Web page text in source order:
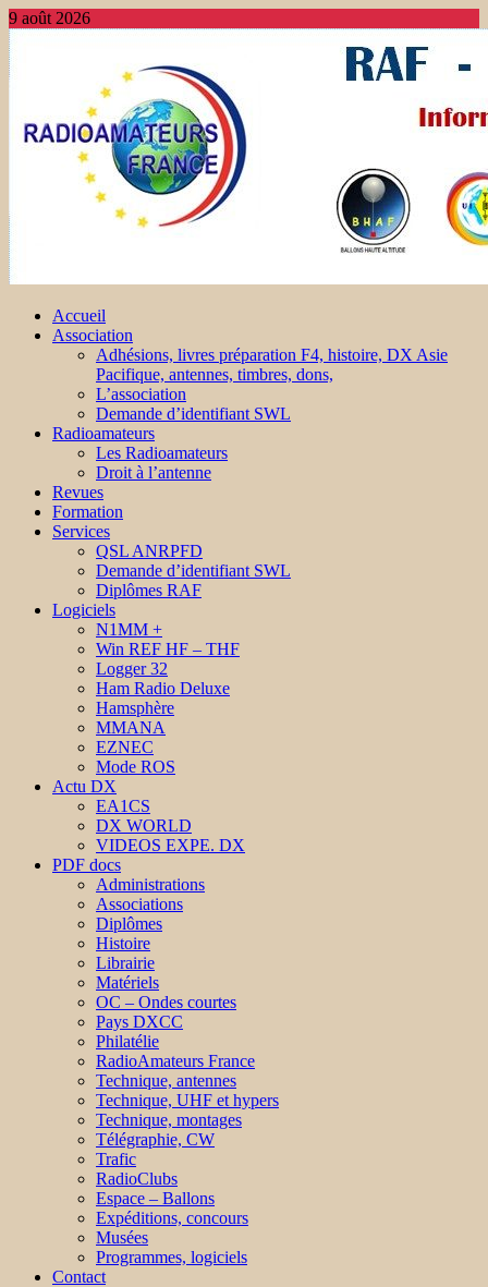
9 août 2026
Accueil
Association
Adhésions, livres préparation F4, histoire, DX Asie
Pacifique, antennes, timbres, dons,
L’association
Demande d’identifiant SWL
Radioamateurs
Les Radioamateurs
Droit à l’antenne
Revues
Formation
Services
QSL ANRPFD
Demande d’identifiant SWL
Diplômes RAF
Logiciels
N1MM +
Win REF HF – THF
Logger 32
Ham Radio Deluxe
Hamsphère
MMANA
EZNEC
Mode ROS
Actu DX
EA1CS
DX WORLD
VIDEOS EXPE. DX
PDF docs
Administrations
Associations
Diplômes
Histoire
Librairie
Matériels
OC – Ondes courtes
Pays DXCC
Philatélie
RadioAmateurs France
Technique, antennes
Technique, UHF et hypers
Technique, montages
Télégraphie, CW
Trafic
RadioClubs
Espace – Ballons
Expéditions, concours
Musées
Programmes, logiciels
Contact